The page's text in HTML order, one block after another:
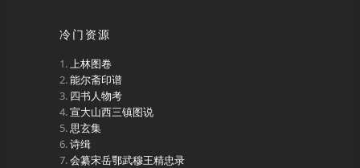
冷门资源
上林图卷
能尔斋印谱
四书人物考
宣大山西三镇图说
思玄集
诗缉
会纂宋岳鄂武穆王精忠录